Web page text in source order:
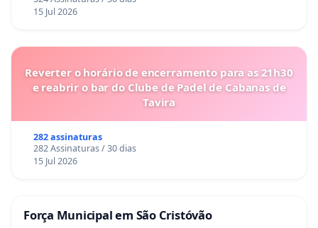
15 Jul 2026
Reverter o horário de encerramento para as 21h30
e reabrir o bar do Clube de Padel de Cabanas de
Tavira
282 assinaturas
282 Assinaturas / 30 dias
15 Jul 2026
Força Municipal em São Cristóvão